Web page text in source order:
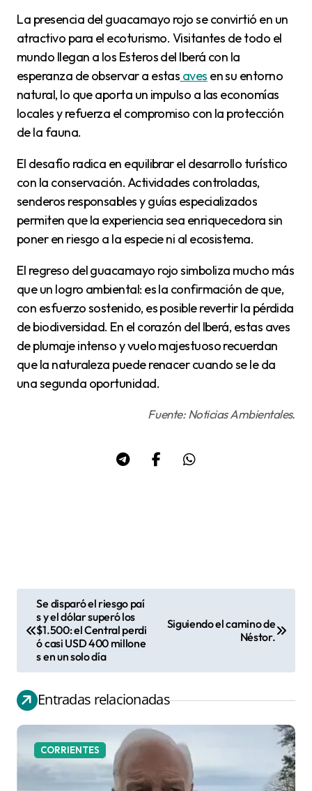
La presencia del guacamayo rojo se convirtió en un
atractivo para el ecoturismo. Visitantes de todo el
mundo llegan a los Esteros del Iberá con la
esperanza de observar a estas aves en su entorno
natural, lo que aporta un impulso a las economías
locales y refuerza el compromiso con la protección
de la fauna.
El desafío radica en equilibrar el desarrollo turístico
con la conservación. Actividades controladas,
senderos responsables y guías especializados
permiten que la experiencia sea enriquecedora sin
poner en riesgo a la especie ni al ecosistema.
El regreso del guacamayo rojo simboliza mucho más
que un logro ambiental: es la confirmación de que,
con esfuerzo sostenido, es posible revertir la pérdida
de biodiversidad. En el corazón del Iberá, estas aves
de plumaje intenso y vuelo majestuoso recuerdan
que la naturaleza puede renacer cuando se le da
una segunda oportunidad.
Fuente: Noticias Ambientales.
e
g
Se disparó el riesgo paí
s y el dólar superó los
$1.500: el Central perdi
ó casi USD 400 millone
s en un solo día
Siguiendo el camino de
Néstor.
Entradas relacionadas
CORRIENTES